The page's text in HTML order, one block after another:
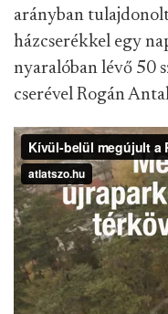
arányban
házcserékkel egy
nyaralóban lévő 50
cserével Rogán